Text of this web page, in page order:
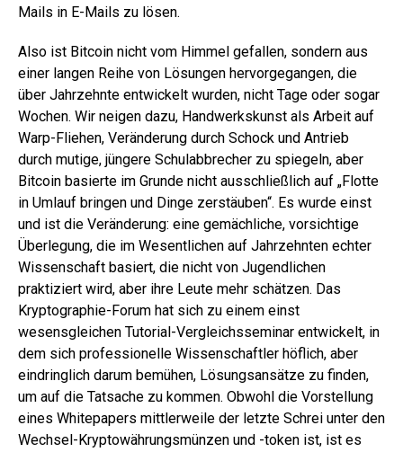
Mails in E-Mails zu lösen.
Also ist Bitcoin nicht vom Himmel gefallen, sondern aus
einer langen Reihe von Lösungen hervorgegangen, die
über Jahrzehnte entwickelt wurden, nicht Tage oder sogar
Wochen. Wir neigen dazu, Handwerkskunst als Arbeit auf
Warp-Fliehen, Veränderung durch Schock und Antrieb
durch mutige, jüngere Schulabbrecher zu spiegeln, aber
Bitcoin basierte im Grunde nicht ausschließlich auf „Flotte
in Umlauf bringen und Dinge zerstäuben“. Es wurde einst
und ist die Veränderung: eine gemächliche, vorsichtige
Überlegung, die im Wesentlichen auf Jahrzehnten echter
Wissenschaft basiert, die nicht von Jugendlichen
praktiziert wird, aber ihre Leute mehr schätzen. Das
Kryptographie-Forum hat sich zu einem einst
wesensgleichen Tutorial-Vergleichsseminar entwickelt, in
dem sich professionelle Wissenschaftler höflich, aber
eindringlich darum bemühen, Lösungsansätze zu finden,
um auf die Tatsache zu kommen. Obwohl die Vorstellung
eines Whitepapers mittlerweile der letzte Schrei unter den
Wechsel-Kryptowährungsmünzen und -token ist, ist es